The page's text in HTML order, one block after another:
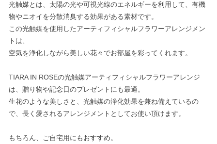
光触媒とは、太陽の光や可視光線のエネルギーを利用して、有機
物やニオイを分散消臭する効果がある素材です。
この光触媒を使用したアーティフィシャルフラワーアレンジメン
トは、
空気を浄化しながら美しい花々でお部屋を彩ってくれます。
TIARA IN ROSEの光触媒アーティフィシャルフラワーアレンジ
は、贈り物や記念日のプレゼントにも最適。
生花のような美しさと、光触媒の浄化効果を兼ね備えているの
で、長く愛されるアレンジメントとしてお使い頂けます。
もちろん、ご自宅用にもおすすめ。